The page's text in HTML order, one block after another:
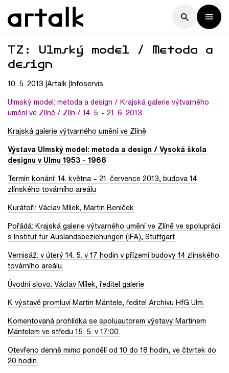
TZ: Ulmský model / Metoda a
design
10. 5. 2013 Artalk Infoservis
Ulmský model: metoda a design / Krajská galerie výtvarného
umění ve Zlíně / Zlín / 14. 5. - 21. 6. 2013
Krajská galerie výtvarného umění ve Zlíně
Výstava Ulmský model: metoda a design / Vysoká škola
designu v Ulmu 1953 - 1968
Termín konání: 14. května – 21. července 2013, budova 14
zlínského továrního areálu
Kurátoři: Václav Mílek, Martin Beníček
Pořádá: Krajská galerie výtvarného umění ve Zlíně ve spolupráci
s Institut für Auslandsbeziehungen (IFA), Stuttgart
Vernisáž: v úterý 14. 5. v 17 hodin v přízemí budovy 14 zlínského
továrního areálu.
Úvodní slovo: Václav Mílek, ředitel galerie
K výstavě promluví Martin Mäntele, ředitel Archivu HfG Ulm.
Komentovaná prohlídka se spoluautorem výstavy Martinem
Mäntelem ve středu 15. 5. v 17:00.
Otevřeno denně mimo pondělí od 10 do 18 hodin, ve čtvrtek do
20 hodin.